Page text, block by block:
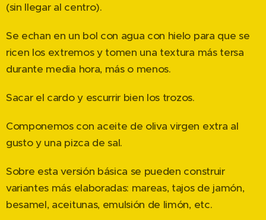
(sin llegar al centro).
Se echan en un bol con agua con hielo para que se
ricen los extremos y tomen una textura más tersa
durante media hora, más o menos.
Sacar el cardo y escurrir bien los trozos.
Componemos con aceite de oliva virgen extra al
gusto y una pizca de sal.
Sobre esta versión básica se pueden construir
variantes más elaboradas: mareas, tajos de jamón,
besamel, aceitunas, emulsión de limón, etc.